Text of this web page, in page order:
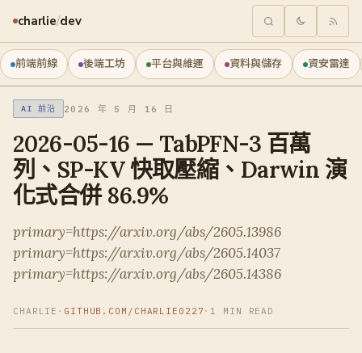
charlie/dev
前端前線 後端工坊 平台與維運 資料與儲存 資安雷達
AI 前沿 2026 年 5 月 16 日
2026-05-16 — TabPFN-3 百萬
列、SP-KV 快取壓縮、Darwin 演
化式合併 86.9%
primary=https://arxiv.org/abs/2605.13986
primary=https://arxiv.org/abs/2605.14037
primary=https://arxiv.org/abs/2605.14386
CHARLIE · GITHUB.COM/CHARLIE0227 · 1 MIN READ